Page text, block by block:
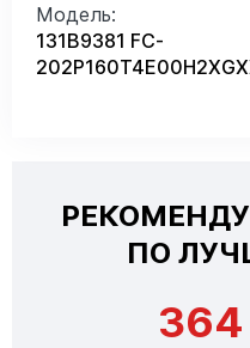
Модель:
131B9381 FC-
ПО
364